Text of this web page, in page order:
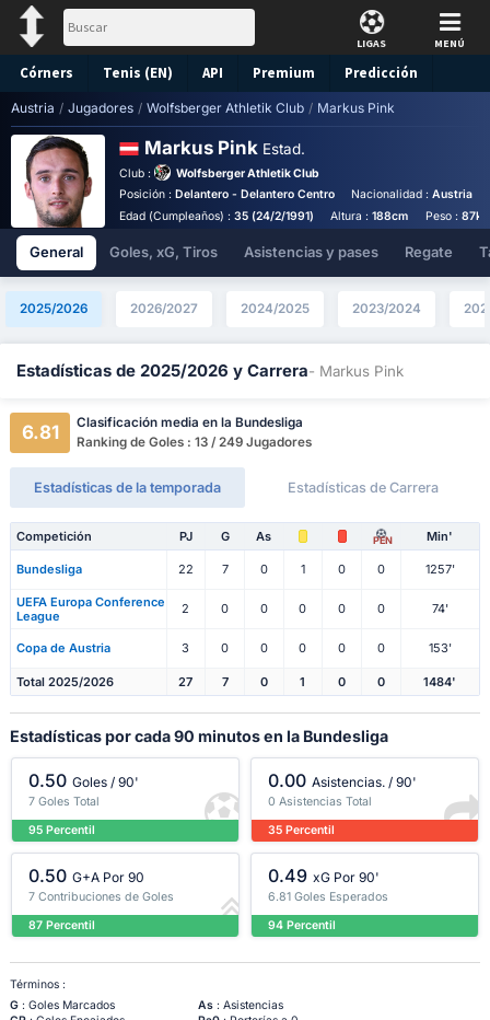
LIGAS MENÚ
Córners Tenis (EN) API Premium Predicción
Austria / Jugadores / Wolfsberger Athletik Club / Markus Pink
Markus Pink Estad.
Club :
Wolfsberger Athletik Club
Posición : Delantero - Delantero Centro Nacionalidad :Austria
Edad (Cumpleaños) : 35 (24/2/1991) Altura :188cm Peso : 87kg
General Goles, xG, Tiros Asistencias y pases Regate
2025/2026 2026/2027 2024/2025 2023/2024
Estadísticas de 2025/2026 y Carrera- Markus Pink
6.81
Clasificación media en la Bundesliga
Ranking de Goles : 13 / 249 Jugadores
Estadísticas de la temporada Estadísticas de Carrera
Competición PJ G As PEN Min'
Bundesliga 22 7 0 1 0 0 1257'
UEFA Europa Conference
League
2 0 0 0 0 0 74'
Copa de Austria 3 0 0 0 0 0 153'
Total 2025/2026 27 7 0 1 0 0 1484'
Estadísticas por cada 90 minutos en la Bundesliga
0.50 Goles / 90'
7 Goles Total
95 Percentil
0.00 Asistencias. / 90'
0 Asistencias Total
35 Percentil
0.50 G+A Por 90
7 Contribuciones de Goles
87 Percentil
0.49 xG Por 90'
6.81 Goles Esperados
94 Percentil
Términos :
G: Goles Marcados As: Asistencias